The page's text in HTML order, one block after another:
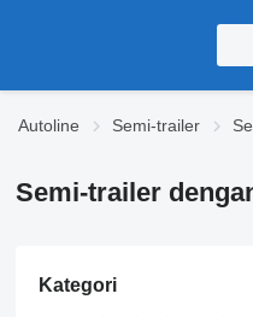
Autoline Semi-trailer
Semi-trailer
Kategori